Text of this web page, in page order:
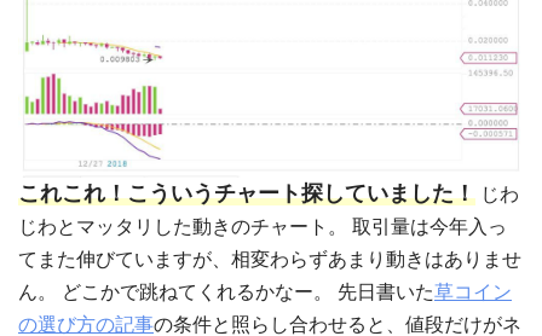
これこれ！こういうチャート探していました！ じわ
じわとマッタリした動きのチャート。 取引量は今年入っ
てまた伸びていますが、相変わらずあまり動きはありませ
ん。 どこかで跳ねてくれるかなー。 先日書いた草コイン
の選び方の記事の条件と照らし合わせると、値段だけがネ